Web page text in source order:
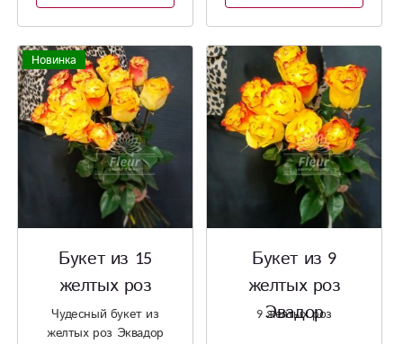
Новинка
Букет из 15
желтых роз
Чудесный букет из
желтых роз Эквадор
Букет из 9
желтых роз
Эвадор
9 желтых роз